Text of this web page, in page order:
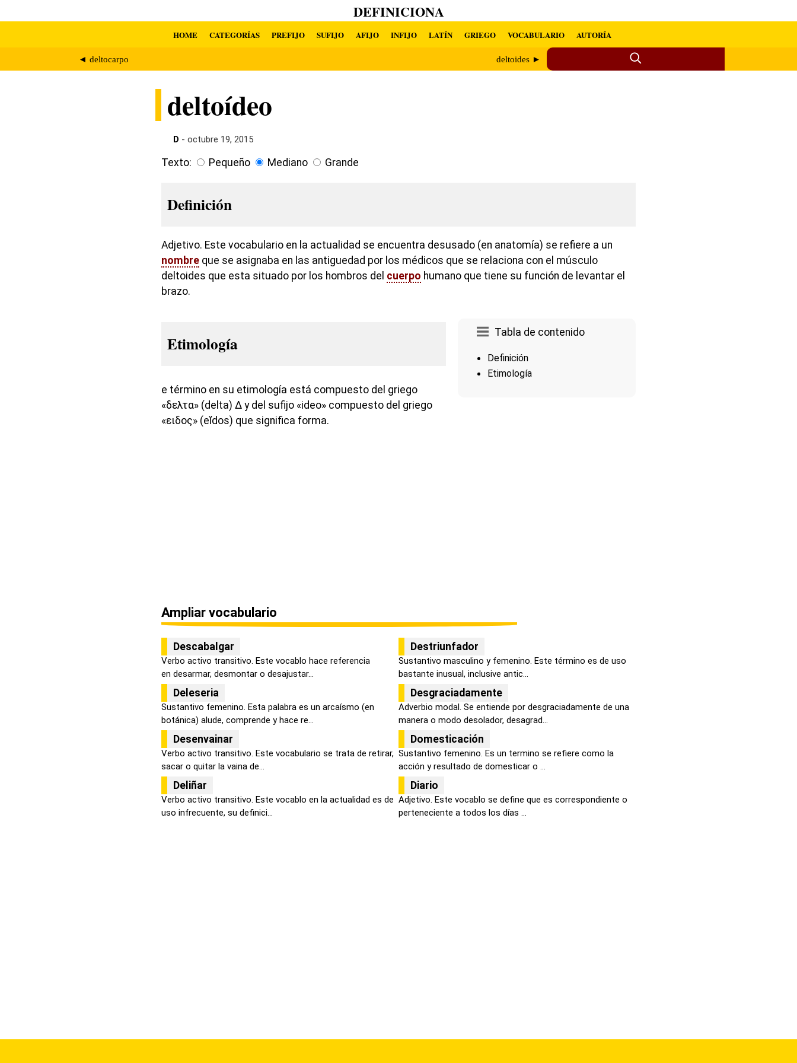
DEFINICIONA
HOME CATEGORÍAS PREFIJO SUFIJO AFIJO INFIJO LATÍN GRIEGO VOCABULARIO AUTORÍA
◄ deltocarpo deltoides ►
deltoídeo
D - octubre 19, 2015
Texto: Pequeño Mediano Grande
Definición
Adjetivo. Este vocabulario en la actualidad se encuentra desusado (en anatomía) se refiere a un
nombre que se asignaba en las antiguedad por los médicos que se relaciona con el músculo
deltoides que esta situado por los hombros del cuerpo humano que tiene su función de levantar el
brazo.
Tabla de contenido
Definición
Etimología
Etimología
e término en su etimología está compuesto del griego
«δελτα» (delta) Δ y del sufijo «ideo» compuesto del griego
«ειδος» (eĭdos) que significa forma.
Ampliar vocabulario
Descabalgar
Verbo activo transitivo. Este vocablo hace referencia
en desarmar, desmontar o desajustar...
Destriunfador
Sustantivo masculino y femenino. Este término es de uso
bastante inusual, inclusive antic...
Deleseria
Sustantivo femenino. Esta palabra es un arcaísmo (en
botánica) alude, comprende y hace re...
Desgraciadamente
Adverbio modal. Se entiende por desgraciadamente de una
manera o modo desolador, desagrad...
Desenvainar
Verbo activo transitivo. Este vocabulario se trata de retirar,
sacar o quitar la vaina de...
Domesticación
Sustantivo femenino. Es un termino se refiere como la
acción y resultado de domesticar o ...
Deliñar
Verbo activo transitivo. Este vocablo en la actualidad es de
uso infrecuente, su definici...
Diario
Adjetivo. Este vocablo se define que es correspondiente o
perteneciente a todos los días ...